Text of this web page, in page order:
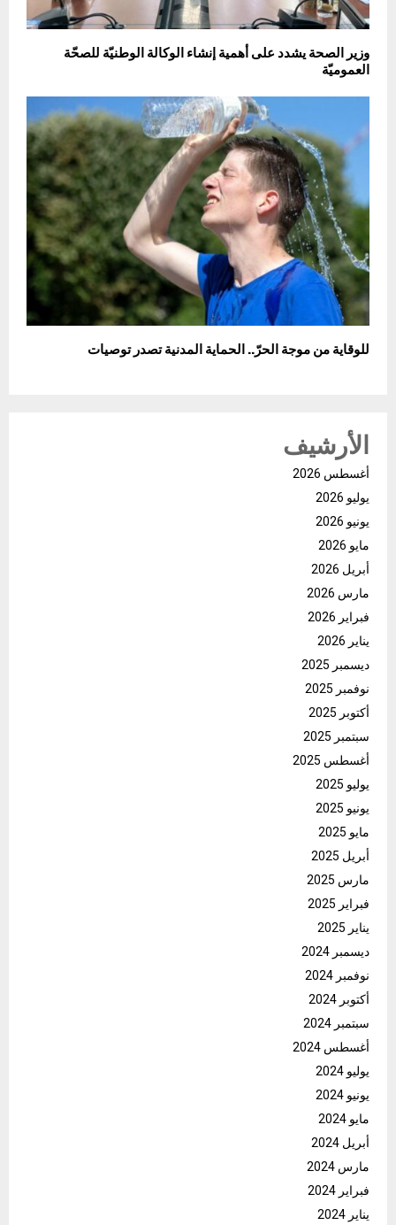
وزير الصحة يشدد على أهمية إنشاء الوكالة الوطنيّة للصحّة
العموميّة
للوقاية من موجة الحرّ.. الحماية المدنية تصدر توصيات
الأرشيف
أغسطس 2026
يوليو 2026
يونيو 2026
مايو 2026
أبريل 2026
مارس 2026
فبراير 2026
يناير 2026
ديسمبر 2025
نوفمبر 2025
أكتوبر 2025
سبتمبر 2025
أغسطس 2025
يوليو 2025
يونيو 2025
مايو 2025
أبريل 2025
مارس 2025
فبراير 2025
يناير 2025
ديسمبر 2024
نوفمبر 2024
أكتوبر 2024
سبتمبر 2024
أغسطس 2024
يوليو 2024
يونيو 2024
مايو 2024
أبريل 2024
مارس 2024
فبراير 2024
يناير 2024